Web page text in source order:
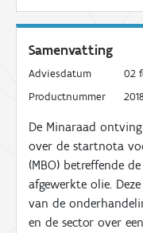
Samenvatting
Adviesdatum
02
Productnummer
De Minaraad
over de startnota
(MBO) betreffende
afgewerkte olie.
van de
en de sector over